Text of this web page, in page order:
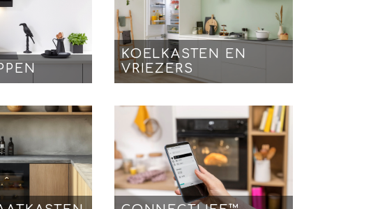
KOELKASTEN EN
VRIEZERS